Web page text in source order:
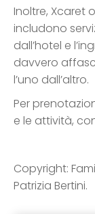
Inoltre, Xcaret
includono
dall’hotel e
davvero
l’uno dall’altro.
Per
e le attività,
Copyright:
Patrizia Bertini.